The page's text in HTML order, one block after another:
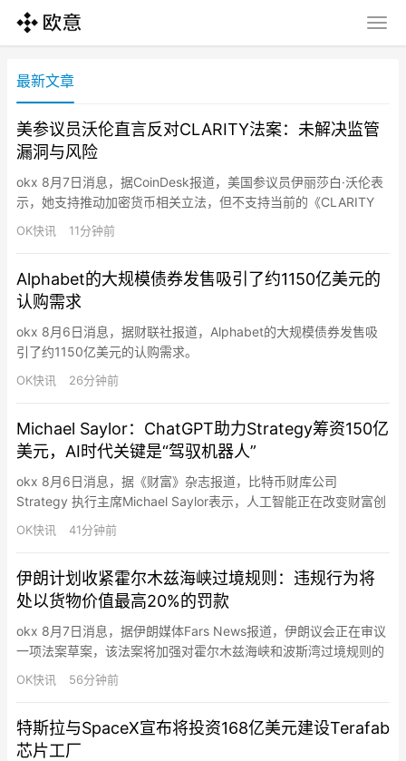
最新文章
美参议员沃伦直言反对CLARITY法案：未解决监管
漏洞与风险
okx 8月7日消息，据CoinDesk报道，美国参议员伊丽莎白·沃伦表
示，她支持推动加密货币相关立法，但不支持当前的《CLARITY
Act》。沃伦称，该法案未能充分解决加密行业中的利益冲突、消
费者保护、国家安全以及经济风险等关键问题。她认为，任何加密
保护。《CLARITY Act》旨在明确数字资产…
OK快讯 11分钟前
Alphabet的大规模债券发售吸引了约1150亿美元的
认购需求
okx 8月6日消息，据财联社报道，Alphabet的大规模债券发售吸
引了约1150亿美元的认购需求。
OK快讯 26分钟前
Michael Saylor：ChatGPT助力Strategy筹资150亿
美元，AI时代关键是“驾驭机器人”
okx 8月6日消息，据《财富》杂志报道，比特币财库公司
Strategy 执行主席Michael Saylor表示，人工智能正在改变财富创
造方式，企业和个人不应试图与机器竞争，而应利用AI放大自身能
力。Saylor在接受采访时称，他利用ChatGPT帮助Strategy设计基
筹集约150亿美元资金…
OK快讯 41分钟前
伊朗计划收紧霍尔木兹海峡过境规则：违规行为将
处以货物价值最高20%的罚款
okx 8月7日消息，据伊朗媒体Fars News报道，伊朗议会正在审议
一项法案草案，该法案将加强对霍尔木兹海峡和波斯湾过境规则的
管控。主要建议包括：禁止与美国、以色列及其他敌对国家有关联
的船只通行 ；限制与以色列相关的军民货物运输 ；限制与针对“抵
开放通航；对违规行为处以货物价值最高达20%的罚款…
OK快讯 56分钟前
特斯拉与SpaceX宣布将投资168亿美元建设Terafab
芯片工厂